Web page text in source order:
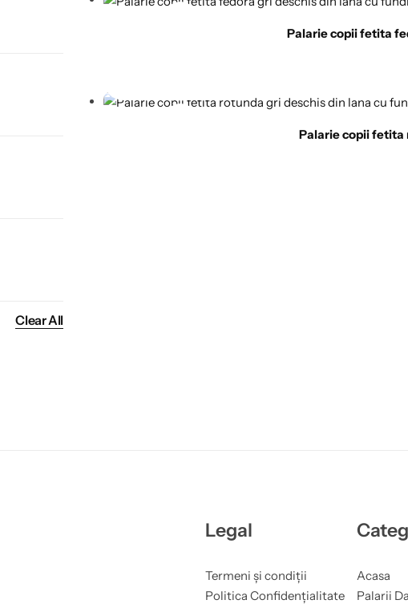
Palarie copii fetita
Palarie copii fetita
Clear All
Legal
Termeni și condiții
Politica Confidențialitate
Acasa
Palarii